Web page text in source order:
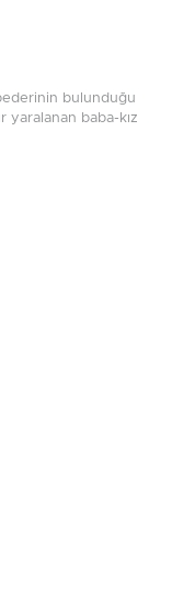
bulunduğu
yaralanan baba-kız